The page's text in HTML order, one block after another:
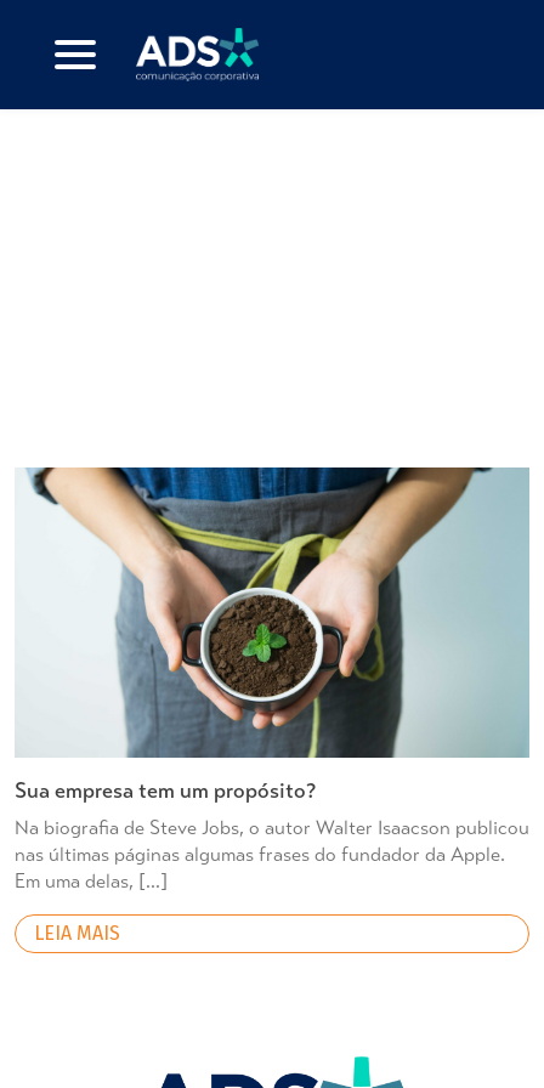
Sua empresa tem um propósito?
Na biografia de Steve Jobs, o autor Walter Isaacson publicou
nas últimas páginas algumas frases do fundador da Apple.
Em uma delas, […]
LEIA MAIS